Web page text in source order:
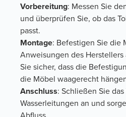
Vorbereitung: Messen Sie
und überprüfen Sie, ob das
passt.
Montage: Befestigen Sie die
Anweisungen des Herstellers
Sie sicher, dass die
die Möbel waagerecht
Anschluss: Schließen Sie
Wasserleitungen an und